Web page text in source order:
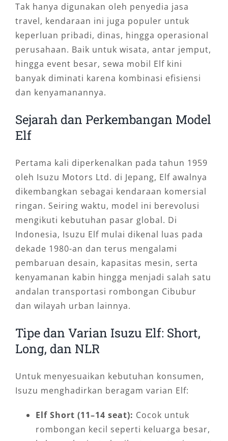
Tak hanya digunakan oleh penyedia jasa
travel, kendaraan ini juga populer untuk
keperluan pribadi, dinas, hingga operasional
perusahaan. Baik untuk wisata, antar jemput,
hingga event besar, sewa mobil Elf kini
banyak diminati karena kombinasi efisiensi
dan kenyamanannya.
Sejarah dan Perkembangan Model
Elf
Pertama kali diperkenalkan pada tahun 1959
oleh Isuzu Motors Ltd. di Jepang, Elf awalnya
dikembangkan sebagai kendaraan komersial
ringan. Seiring waktu, model ini berevolusi
mengikuti kebutuhan pasar global. Di
Indonesia, Isuzu Elf mulai dikenal luas pada
dekade 1980-an dan terus mengalami
pembaruan desain, kapasitas mesin, serta
kenyamanan kabin hingga menjadi salah satu
andalan transportasi rombongan Cibubur
dan wilayah urban lainnya.
Tipe dan Varian Isuzu Elf: Short,
Long, dan NLR
Untuk menyesuaikan kebutuhan konsumen,
Isuzu menghadirkan beragam varian Elf:
Elf Short (11–14 seat): Cocok untuk
rombongan kecil seperti keluarga besar,